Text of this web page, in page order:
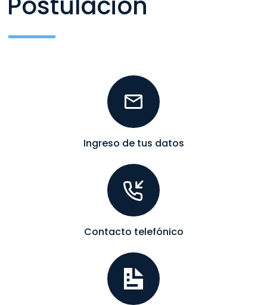
Ingreso de tus datos
Contacto telefónico